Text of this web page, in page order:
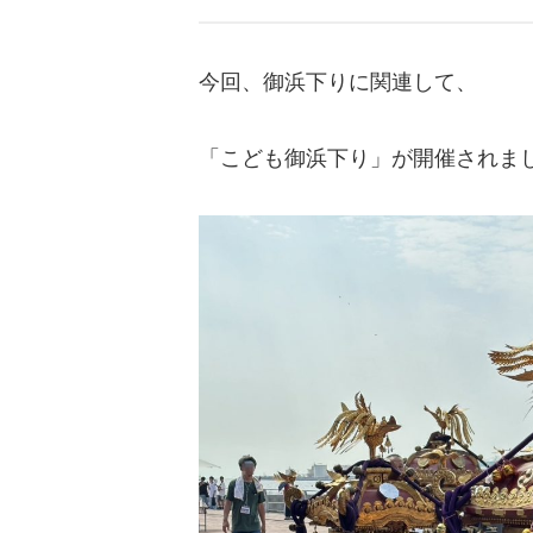
今回、御浜下りに関連して、
「こども御浜下り」が開催されま